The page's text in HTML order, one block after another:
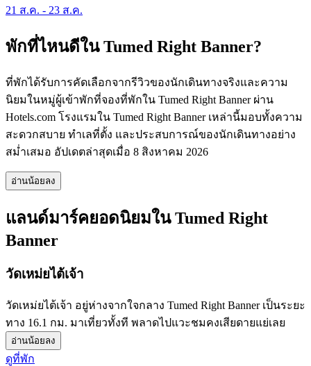
21 ส.ค. - 23 ส.ค.
พักที่ไหนดีใน Tumed Right Banner?
ที่พักได้รับการคัดเลือกจากรีวิวของนักเดินทางจริงและความ
นิยมในหมู่ผู้เข้าพักที่จองที่พักใน Tumed Right Banner ผ่าน
Hotels.com โรงแรมใน Tumed Right Banner เหล่านี้มอบทั้งความ
สะดวกสบาย ทำเลที่ตั้ง และประสบการณ์ของนักเดินทางอย่าง
สม่ำเสมอ อัปเดตล่าสุดเมื่อ 8 สิงหาคม 2026
อ่านน้อยลง
แลนด์มาร์คยอดนิยมใน Tumed Right
Banner
วัดเหม่ยไต้เจ้า
วัดเหม่ยไต้เจ้า อยู่ห่างจากใจกลาง Tumed Right Banner เป็นระยะ
ทาง 16.1 กม. มาเที่ยวทั้งที พลาดไปแวะชมคงเสียดายแย่เลย
อ่านน้อยลง
ดูที่พัก